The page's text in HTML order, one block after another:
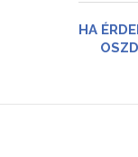
HA